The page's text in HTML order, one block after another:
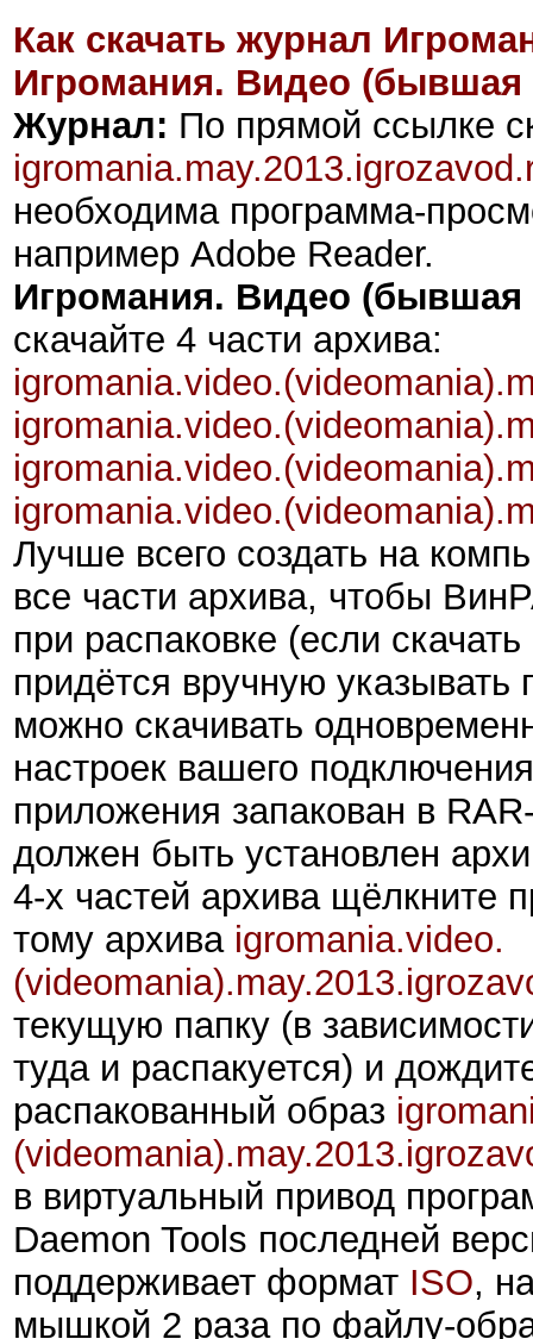
Как скачать журнал
Игромания. Видео
Журнал: По прямой ссылке
необходима программа-
например Adobe Reader.
Игромания. Видео
скачайте 4 части архива:
igromania.video.(videomania).
Лучше всего создать на
все части архива, чтобы
при распаковке (если
придётся вручную указывать
можно скачивать
настроек вашего
приложения запакован в
должен быть установлен
4-х частей архива щёлкните
тому архива igromania.video.
(videomania).may
текущую папку (в
туда и распакуется) и
распакованный образ
(videomania).may
в виртуальный привод
Daemon Tools последней
поддерживает формат ISO,
мышкой 2 раза по файлу-